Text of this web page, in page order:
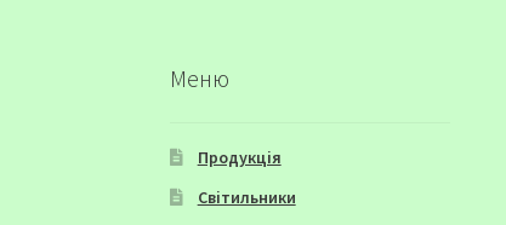
Меню
Продукція
Світильники